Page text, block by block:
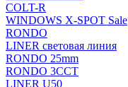
COLT-R
WINDOWS X-SPOT Sale
RONDO
LINER световая линия
RONDO 25mm
RONDO 3CCT
LINER U50